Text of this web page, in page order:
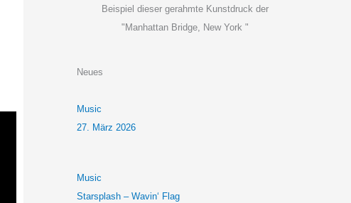
Beispiel dieser gerahmte Kunstdruck der
"Manhattan Bridge, New York "
Neues
Music
27. März 2026
Music
Starsplash – Wavin‘ Flag